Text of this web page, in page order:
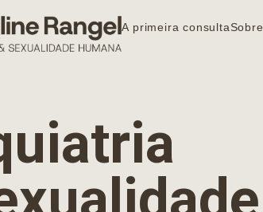
A primeira consultaSobre